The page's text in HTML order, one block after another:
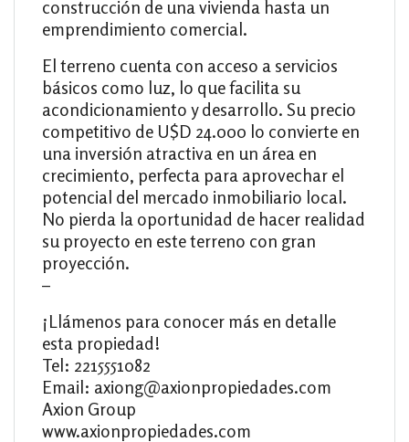
construcción de una vivienda hasta un
emprendimiento comercial.
El terreno cuenta con acceso a servicios
básicos como luz, lo que facilita su
acondicionamiento y desarrollo. Su precio
competitivo de U$D 24.000 lo convierte en
una inversión atractiva en un área en
crecimiento, perfecta para aprovechar el
potencial del mercado inmobiliario local.
No pierda la oportunidad de hacer realidad
su proyecto en este terreno con gran
proyección.
–
¡Llámenos para conocer más en detalle
esta propiedad!
Tel: 2215551082
Email: axiong@axionpropiedades.com
Axion Group
www.axionpropiedades.com